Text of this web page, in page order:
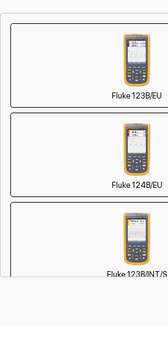
Fluke 123B/EU
Fluke 124B/EU
Fluke 123B/INT/S